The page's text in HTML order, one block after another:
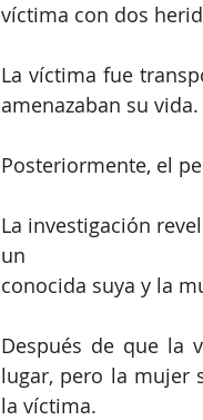
víctima con dos
La víctima fue
amenazaban su vida.
Posteriormente, el
La investigación
un
conocida suya y la
Después de que la
lugar, pero la mujer
la víctima.